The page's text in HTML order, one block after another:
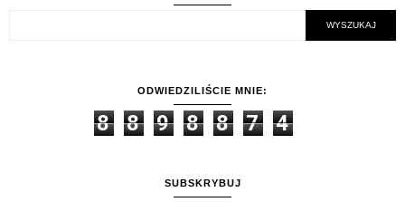
ODWIEDZILIŚCIE MNIE:
8 8 9 8 8 7 4
SUBSKRYBUJ